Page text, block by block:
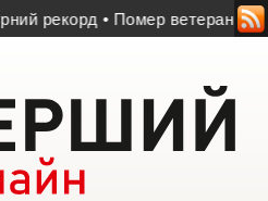
рекорд • Помер ветеран